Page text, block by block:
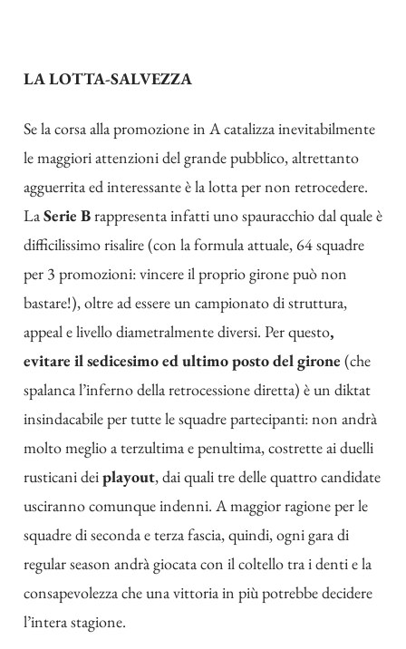
LA LOTTA-SALVEZZA
Se la corsa alla promozione in A catalizza inevitabilmente
le maggiori attenzioni del grande pubblico, altrettanto
agguerrita ed interessante è la lotta per non retrocedere.
LaSerie Brappresenta infatti uno spauracchio dal quale è
difficilissimo risalire (con la formula attuale, 64 squadre
per 3 promozioni: vincere il proprio girone può non
bastare!), oltre ad essere un campionato di struttura,
appeal e livello diametralmente diversi. Per questo,
evitare il sedicesimo ed ultimo posto del girone (che
spalanca l’inferno della retrocessione diretta) è un diktat
insindacabile per tutte le squadre partecipanti: non andrà
molto meglio a terzultima e penultima, costrette ai duelli
rusticani deiplayout, dai quali tre delle quattro candidate
usciranno comunque indenni. A maggior ragione per le
squadre di seconda e terza fascia, quindi, ogni gara di
regular season andrà giocata con il coltello tra i denti e la
consapevolezza che una vittoria in più potrebbe decidere
l’intera stagione.